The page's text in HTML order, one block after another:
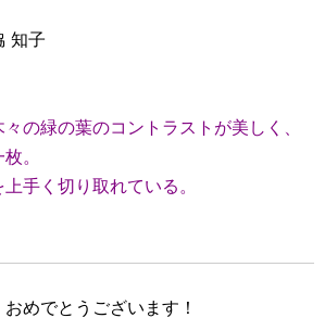
知子
の緑の葉のコントラストが美しく、
。
手く切り取れている。
めでとうございます！